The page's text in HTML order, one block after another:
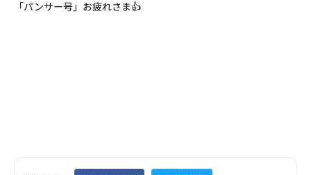
「パンサー号」お疲れさま👍